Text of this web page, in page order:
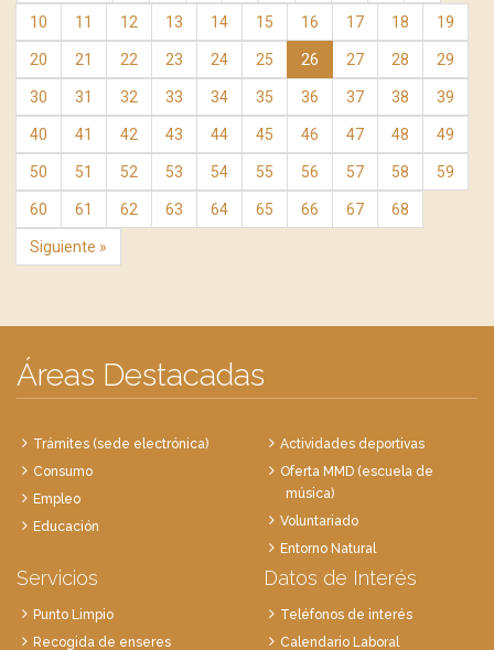
10 11 12 13 14 15 16 17 18 19
20 21 22 23 24 25 26 27 28 29
30 31 32 33 34 35 36 37 38 39
40 41 42 43 44 45 46 47 48 49
50 51 52 53 54 55 56 57 58 59
60 61 62 63 64 65 66 67 68
Siguiente »
Áreas Destacadas
Trámites (sede electrónica)
Consumo
Empleo
Educación
Actividades deportivas
Oferta MMD (escuela de
música)
Voluntariado
Entorno Natural
Servicios
Punto Limpio
Recogida de enseres
Datos de Interés
Teléfonos de interés
Calendario Laboral